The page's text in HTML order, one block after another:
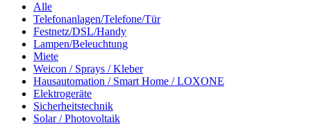
Alle
Telefonanlagen/Telefone/Tür
Festnetz/DSL/Handy
Lampen/Beleuchtung
Miete
Weicon / Sprays / Kleber
Hausautomation / Smart Home / LOXONE
Elektrogeräte
Sicherheitstechnik
Solar / Photovoltaik